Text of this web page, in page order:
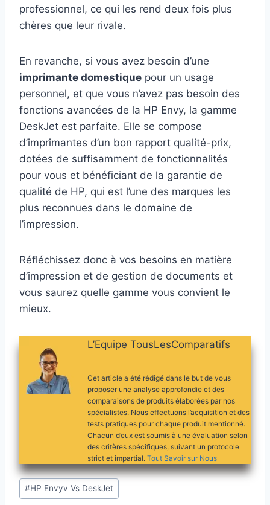
professionnel, ce qui les rend deux fois plus
chères que leur rivale.
En revanche, si vous avez besoin d’une
imprimante domestique pour un usage
personnel, et que vous n’avez pas besoin des
fonctions avancées de la HP Envy, la gamme
DeskJet est parfaite. Elle se compose
d’imprimantes d’un bon rapport qualité-prix,
dotées de suffisamment de fonctionnalités
pour vous et bénéficiant de la garantie de
qualité de HP, qui est l’une des marques les
plus reconnues dans le domaine de
l’impression.
Réfléchissez donc à vos besoins en matière
d’impression et de gestion de documents et
vous saurez quelle gamme vous convient le
mieux.
L’Equipe TousLesComparatifs
Cet article a été rédigé dans le but de vous
proposer une analyse approfondie et des
comparaisons de produits élaborées par nos
spécialistes. Nous effectuons l’acquisition et des
tests pratiques pour chaque produit mentionné.
Chacun d’eux est soumis à une évaluation selon
des critères spécifiques, suivant un protocole
strict et impartial. Tout Savoir sur Nous
Étiquettes
de
#HP Envyv Vs DeskJet